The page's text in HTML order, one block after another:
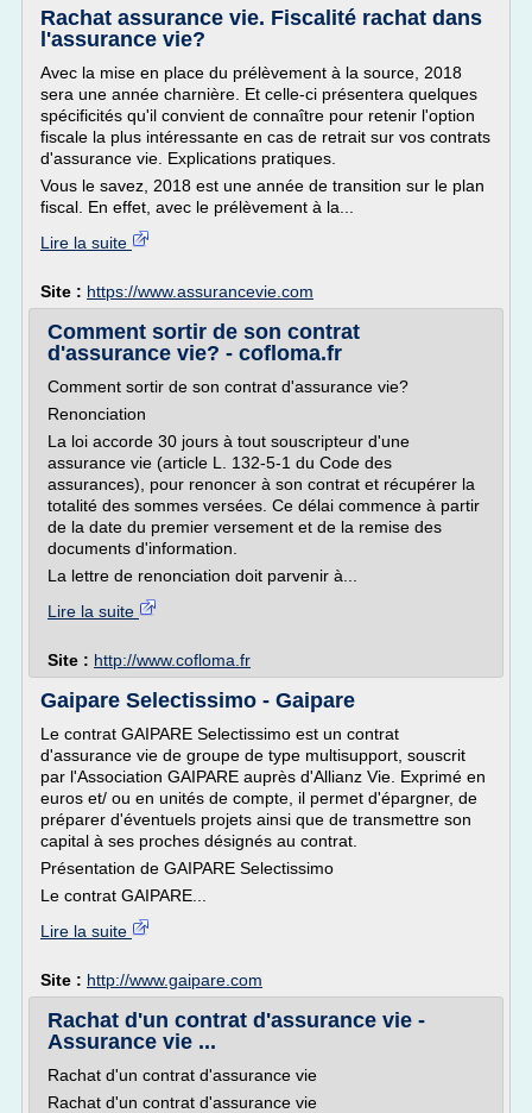
Rachat assurance vie. Fiscalité rachat dans
l'assurance vie?
Avec la mise en place du prélèvement à la source, 2018
sera une année charnière. Et celle-ci présentera quelques
spécificités qu'il convient de connaître pour retenir l'option
fiscale la plus intéressante en cas de retrait sur vos contrats
d'assurance vie. Explications pratiques.
Vous le savez, 2018 est une année de transition sur le plan
fiscal. En effet, avec le prélèvement à la...
Lire la suite
Site : https://www.assurancevie.com
Comment sortir de son contrat
d'assurance vie? - cofloma.fr
Comment sortir de son contrat d'assurance vie?
Renonciation
La loi accorde 30 jours à tout souscripteur d'une
assurance vie (article L. 132-5-1 du Code des
assurances), pour renoncer à son contrat et récupérer la
totalité des sommes versées. Ce délai commence à partir
de la date du premier versement et de la remise des
documents d'information.
La lettre de renonciation doit parvenir à...
Lire la suite
Site : http://www.cofloma.fr
Gaipare Selectissimo - Gaipare
Le contrat GAIPARE Selectissimo est un contrat
d'assurance vie de groupe de type multisupport, souscrit
par l'Association GAIPARE auprès d'Allianz Vie. Exprimé en
euros et/ ou en unités de compte, il permet d'épargner, de
préparer d'éventuels projets ainsi que de transmettre son
capital à ses proches désignés au contrat.
Présentation de GAIPARE Selectissimo
Le contrat GAIPARE...
Lire la suite
Site : http://www.gaipare.com
Rachat d'un contrat d'assurance vie -
Assurance vie ...
Rachat d'un contrat d'assurance vie
Rachat d'un contrat d'assurance vie